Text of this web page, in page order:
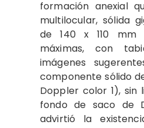
formación anexial
multilocular, sólida
de 140 x 110 mm
máximas, con
imágenes
componente sólido
Doppler color 1), sin
fondo de saco de
advirtió la